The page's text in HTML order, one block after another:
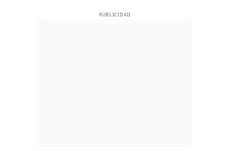
PUBLICIDAD